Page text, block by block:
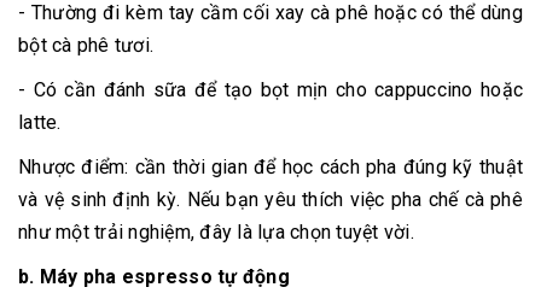
- Thường đi kèm tay cầm cối xay cà phê hoặc có thể dùng
bột cà phê tươi.
- Có cần đánh sữa để tạo bọt mịn cho cappuccino hoặc
latte.
Nhược điểm: cần thời gian để học cách pha đúng kỹ thuật
và vệ sinh định kỳ. Nếu bạn yêu thích việc pha chế cà phê
như một trải nghiệm, đây là lựa chọn tuyệt vời.
b. Máy pha espresso tự động